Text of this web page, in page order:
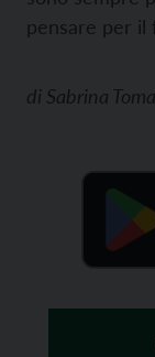
pensare per il
di Sabrina